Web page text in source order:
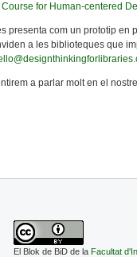
Course for Human-centered
presenta com un prototip en
a les biblioteques que
a parlar molt en el
El Blok de BiD de la Facultat